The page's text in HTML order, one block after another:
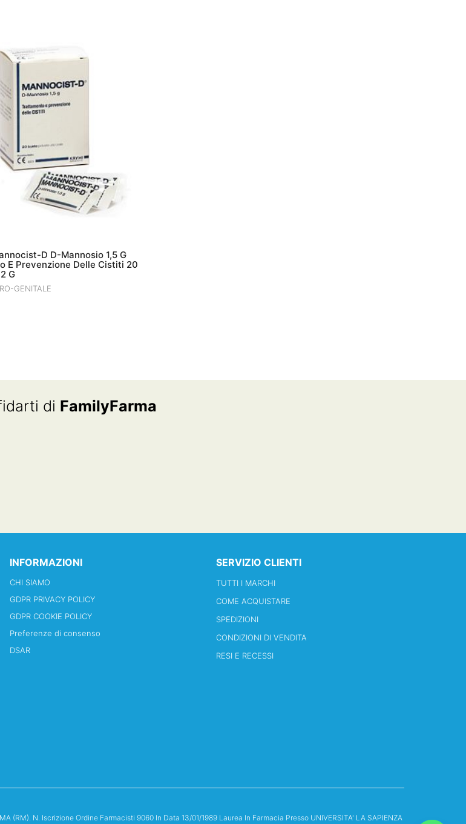
D D-Mannosio 1,5 G
E Prevenzione Delle Cistiti 20
G
GENITALE
di FamilyFarma
INFORMAZIONI
CHI SIAMO
GDPR PRIVACY POLICY
GDPR COOKIE POLICY
Preferenze di consenso
DSAR
SERVIZIO CLIENTI
TUTTI I MARCHI
COME ACQUISTARE
SPEDIZIONI
CONDIZIONI DI VENDITA
RESI E RECESSI
(RM). N. Iscrizione Ordine Farmacisti 9060 In Data 13/01/1989 Laurea In Farmacia Presso UNIVERSITA' LA SAPIENZA